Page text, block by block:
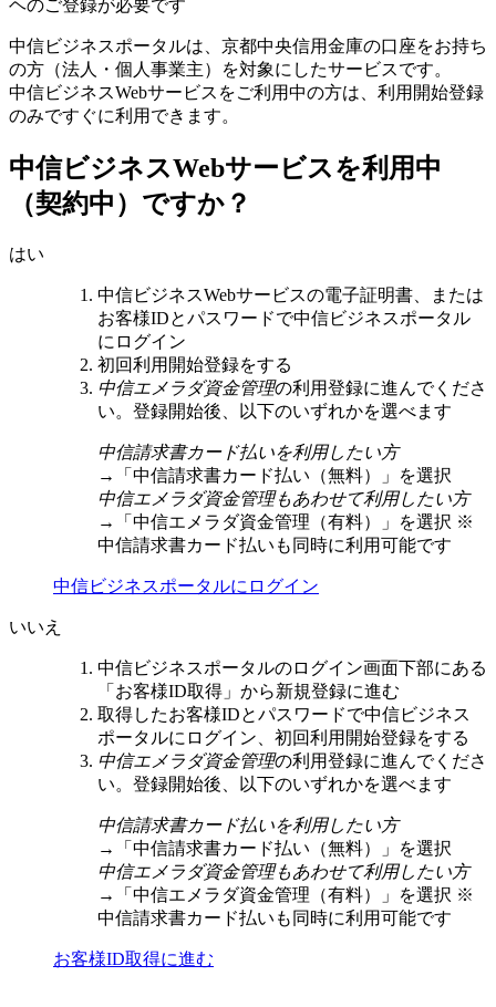
ヘのご登録が必要です
中信ビジネスポータルは、京都中央信用金庫の口座をお持ち
の方（法人・個人事業主）を対象にしたサービスです。
中信ビジネスWebサービスをご利用中の方は、利用開始登録
のみですぐに利用できます。
中信ビジネスWebサービスを利用中
（契約中）ですか？
はい
中信ビジネスWebサービスの電子証明書、または
お客様IDとパスワードで中信ビジネスポータル
にログイン
初回利用開始登録をする
中信エメラダ資金管理の利用登録に進んでくださ
い。登録開始後、以下のいずれかを選べます
中信請求書カード払いを利用したい方
→「中信請求書カード払い（無料）」を選択
中信エメラダ資金管理もあわせて利用したい方
→「中信エメラダ資金管理（有料）」を選択 ※
中信請求書カード払いも同時に利用可能です
中信ビジネスポータルにログイン
いいえ
中信ビジネスポータルのログイン画面下部にある
「お客様ID取得」から新規登録に進む
取得したお客様IDとパスワードで中信ビジネス
ポータルにログイン、初回利用開始登録をする
中信エメラダ資金管理の利用登録に進んでくださ
い。登録開始後、以下のいずれかを選べます
中信請求書カード払いを利用したい方
→「中信請求書カード払い（無料）」を選択
中信エメラダ資金管理もあわせて利用したい方
→「中信エメラダ資金管理（有料）」を選択 ※
中信請求書カード払いも同時に利用可能です
お客様ID取得に進む